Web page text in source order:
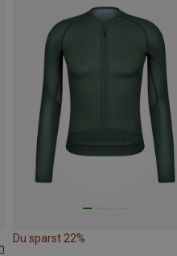
Du sparst 22%